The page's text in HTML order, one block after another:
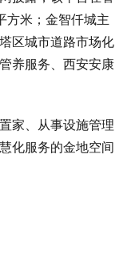
方米；金智仟城主
区城市道路市场化
养服务、西安安康
家、从事设施管理
化服务的金地空间